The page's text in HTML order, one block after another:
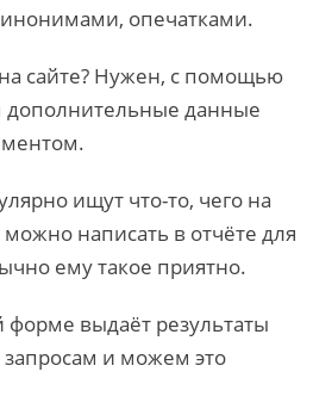
опечатками.
сайте? Нужен, с помощью
дополнительные данные
ищут что-то, чего на
можно написать в отчёте для
ему такое приятно.
выдаёт результаты
и можем это